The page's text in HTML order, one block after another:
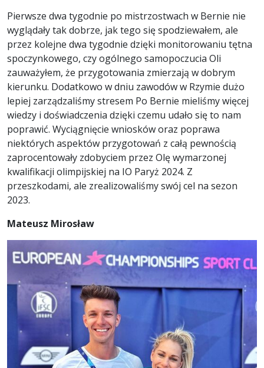
Pierwsze dwa tygodnie po mistrzostwach w Bernie nie
wyglądały tak dobrze, jak tego się spodziewałem, ale
przez kolejne dwa tygodnie dzięki monitorowaniu tętna
spoczynkowego, czy ogólnego samopoczucia Oli
zauważyłem, że przygotowania zmierzają w dobrym
kierunku. Dodatkowo w dniu zawodów w Rzymie dużo
lepiej zarządzaliśmy stresem Po Bernie mieliśmy więcej
wiedzy i doświadczenia dzięki czemu udało się to nam
poprawić. Wyciągnięcie wniosków oraz poprawa
niektórych aspektów przygotowań z całą pewnością
zaprocentowały zdobyciem przez Olę wymarzonej
kwalifikacji olimpijskiej na IO Paryż 2024. Z
przeszkodami, ale zrealizowaliśmy swój cel na sezon
2023.
Mateusz Mirosław